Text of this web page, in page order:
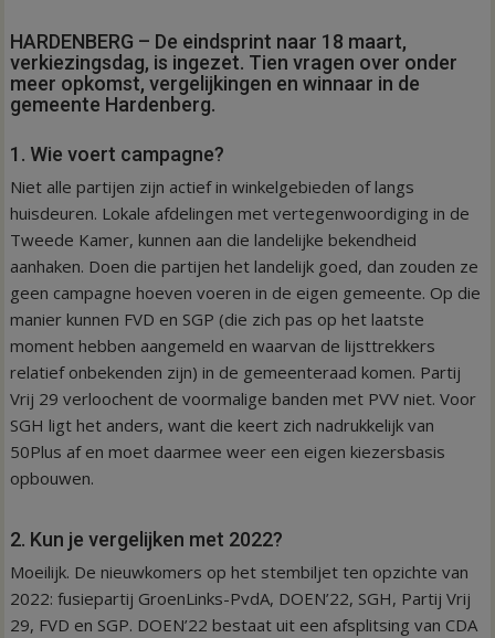
HARDENBERG – De eindsprint naar 18 maart,
verkiezingsdag, is ingezet. Tien vragen over onder
meer opkomst, vergelijkingen en winnaar in de
gemeente Hardenberg.
1. Wie voert campagne?
Niet alle partijen zijn actief in winkelgebieden of langs
huisdeuren. Lokale afdelingen met vertegenwoordiging in de
Tweede Kamer, kunnen aan die landelijke bekendheid
aanhaken. Doen die partijen het landelijk goed, dan zouden ze
geen campagne hoeven voeren in de eigen gemeente. Op die
manier kunnen FVD en SGP (die zich pas op het laatste
moment hebben aangemeld en waarvan de lijsttrekkers
relatief onbekenden zijn) in de gemeenteraad komen. Partij
Vrij 29 verloochent de voormalige banden met PVV niet. Voor
SGH ligt het anders, want die keert zich nadrukkelijk van
50Plus af en moet daarmee weer een eigen kiezersbasis
opbouwen.
2. Kun je vergelijken met 2022?
Moeilijk. De nieuwkomers op het stembiljet ten opzichte van
2022: fusiepartij GroenLinks-PvdA, DOEN’22, SGH, Partij Vrij
29, FVD en SGP. DOEN’22 bestaat uit een afsplitsing van CDA